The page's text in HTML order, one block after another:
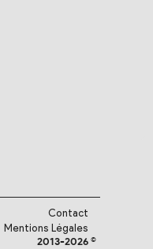
Contact
Mentions Légales
2013-2026 ©